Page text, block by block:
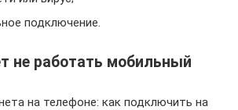
подключение.
не работать мобильный
на телефоне: как подключить на